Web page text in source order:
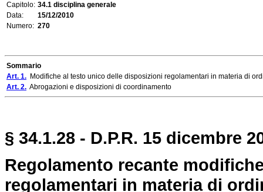
Capitolo: 34.1 disciplina generale
Data:
15/12/2010
Numero: 270
Sommario
Art. 1. Modifiche al testo unico delle disposizioni regolamentari in materia di
Art. 2. Abrogazioni e disposizioni di coordinamento
§ 34.1.28 - D.P.R. 15 dicembre
Regolamento recante
regolamentari in materia di